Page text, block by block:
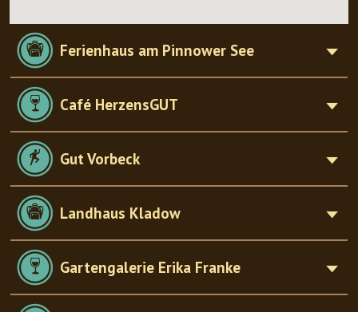
Ferienhaus am Pinnower See
Café HerzensGUT
Gut Vorbeck
Landhaus Kladow
Gartengalerie Erika Franke